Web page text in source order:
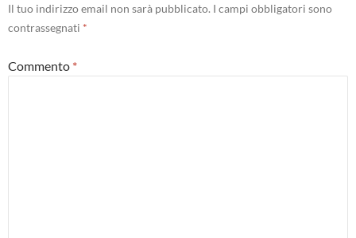
Il tuo indirizzo email non sarà pubblicato. I campi obbligatori sono
contrassegnati *
Commento *